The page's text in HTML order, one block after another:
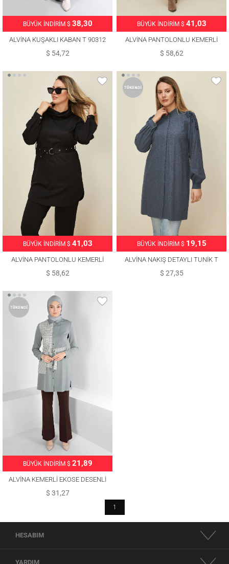
BÜYÜK İNDİRİM $ 38,30
ALVİNA KUŞAKLI KABAN T 90312
$ 54,72
BÜYÜK İNDİRİM $ 41,03
ALVİNA PANTOLONLU KEMERLİ
TAKIM T 42450
$ 58,62
BÜYÜK İNDİRİM $ 41,03
ALVİNA PANTOLONLU KEMERLİ
TAKIM T 42450
$ 58,62
BÜYÜK İNDİRİM $ 19,15
ALVİNA NAKIŞ DETAYLI TUNİK T
$ 27,35
BÜYÜK İNDİRİM $ 21,89
ALVİNA KEMERLİ EKOSE DESENLİ
TUNİK T 43377
$ 31,27
1
HESABIM
YARDIM